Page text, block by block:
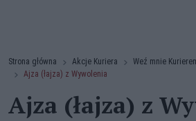
Strona główna Akcje Kuriera
Weź mnie
Ajza (łajza) z Wywolenia
Ajza (łajza) z